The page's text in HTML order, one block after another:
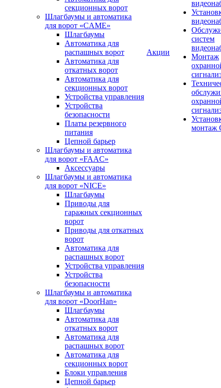
секционных ворот
Шлагбаумы и автоматика
для ворот «CAME»
Шлагбаумы
Автоматика для
распашных ворот
Автоматика для
откатных ворот
Автоматика для
секционных ворот
Устройства управления
Устройства
безопасности
Платы резервного
питания
Цепной барьер
Шлагбаумы и автоматика
для ворот «FAAC»
Аксессуары
Шлагбаумы и автоматика
для ворот «NICE»
Шлагбаумы
Приводы для
гаражных секционных
ворот
Приводы для откатных
ворот
Автоматика для
распашных ворот
Устройства управления
Устройства
безопасности
Шлагбаумы и автоматика
для ворот «DoorHan»
Шлагбаумы
Автоматика для
откатных ворот
Автоматика для
распашных ворот
Автоматика для
секционных ворот
Блоки управления
Цепной барьер
Акции
систем
Монтаж
монтаж